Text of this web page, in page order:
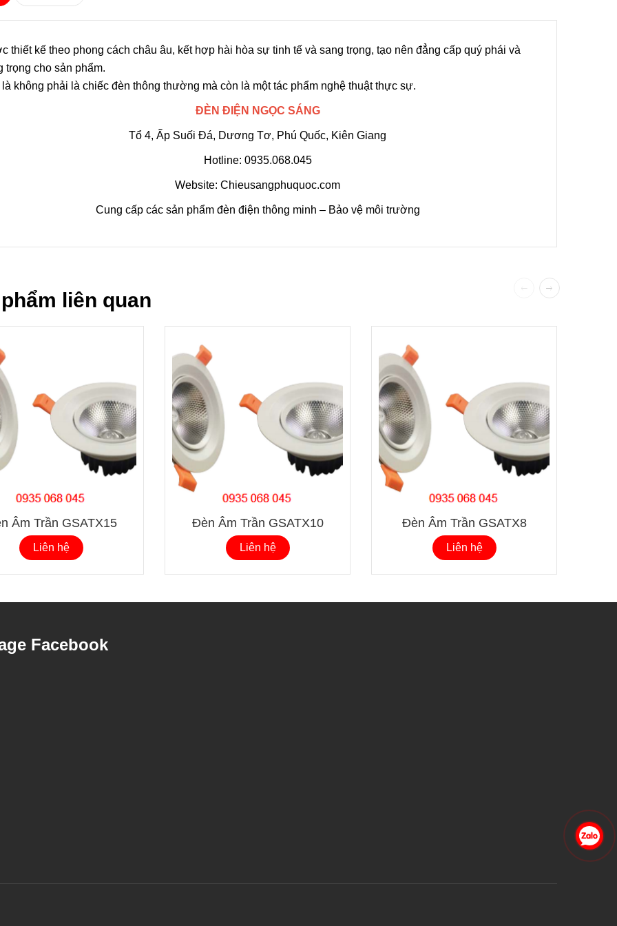
thiết kế theo phong cách châu âu, kết hợp hài hòa sự tinh tế và sang trọng, tạo nên đẳng cấp quý phái và
trọng cho sản phẩm.
không phải là chiếc đèn thông thường mà còn là một tác phẩm nghệ thuật thực sự.
ĐÈN ĐIỆN NGỌC SÁNG
Tổ 4, Ấp Suối Đá, Dương Tơ, Phú Quốc, Kiên Giang
Hotline: 0935.068.045
Website: Chieusangphuquoc.com
Cung cấp các sản phẩm đèn điện thông minh – Bảo vệ môi trường
liên quan
Âm Trần GSATX15
Liên hệ
Đèn Âm Trần GSATX10
Liên hệ
Đèn Âm Trần GSATX8
Liên hệ
Facebook